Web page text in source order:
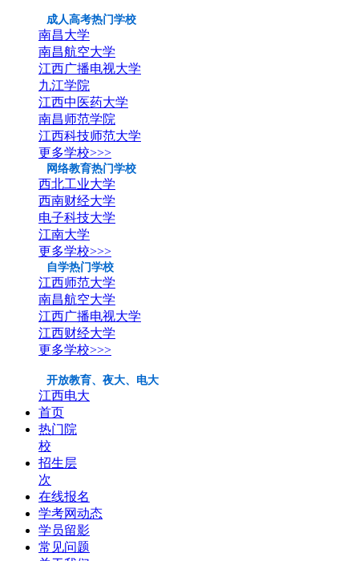
成人高考热门学校
南昌大学
南昌航空大学
江西广播电视大学
九江学院
江西中医药大学
南昌师范学院
江西科技师范大学
更多学校>>>
网络教育热门学校
西北工业大学
西南财经大学
电子科技大学
江南大学
更多学校>>>
自学热门学校
江西师范大学
南昌航空大学
江西广播电视大学
江西财经大学
更多学校>>>
开放教育、夜大、电大
江西电大
首页
热门院
校
招生层
次
在线报名
学考网动态
学员留影
常见问题